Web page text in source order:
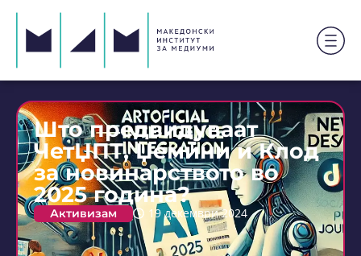
Што предвидуваат
ЧетЏПТ, Џемини и Клод
за новинарството во
2025 година?
Активизам 19 декември 2024